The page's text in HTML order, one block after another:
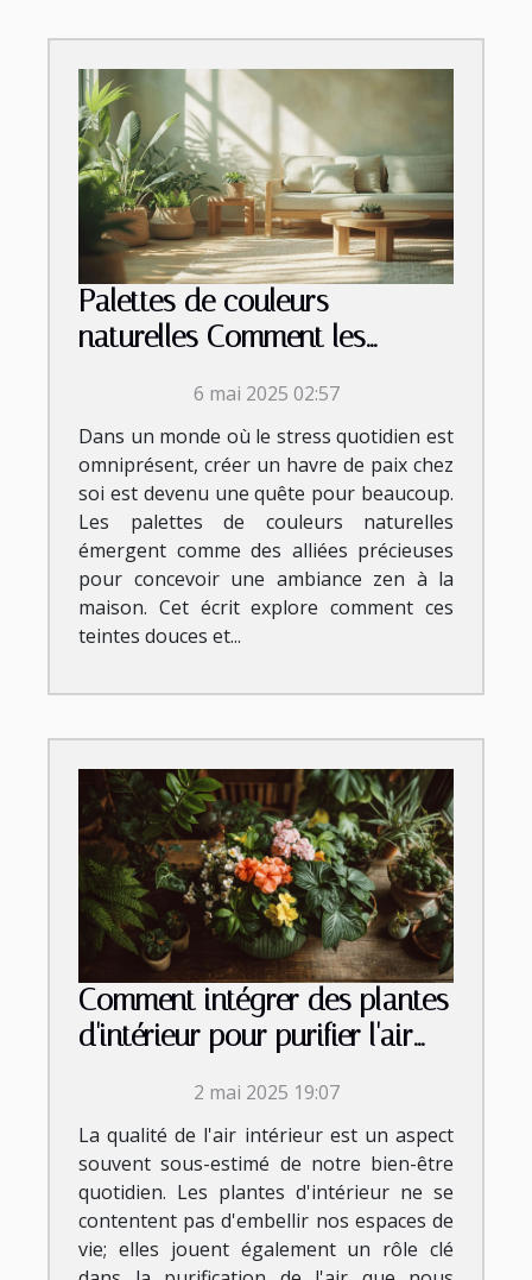
Palettes de couleurs
naturelles Comment les
zen à la maison
6 mai 2025 02:57
Dans un monde où le stress quotidien est
omniprésent, créer un havre de paix chez
soi est devenu une quête pour beaucoup.
Les palettes de couleurs naturelles
émergent comme des alliées précieuses
pour concevoir une ambiance zen à la
maison. Cet écrit explore comment ces
teintes douces et...
Comment intégrer des plantes
d'intérieur pour purifier l'air
2 mai 2025 19:07
La qualité de l'air intérieur est un aspect
souvent sous-estimé de notre bien-être
quotidien. Les plantes d'intérieur ne se
contentent pas d'embellir nos espaces de
vie; elles jouent également un rôle clé